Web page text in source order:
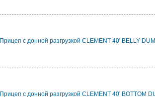
Прицеп с донной разгрузкой CLEMENT 40' BELLY
Прицеп с донной разгрузкой CLEMENT 40' BOTTOM